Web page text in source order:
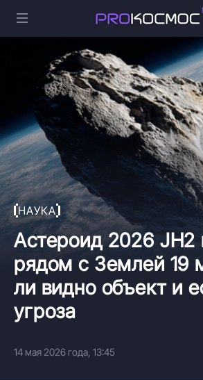
НАУКА
Астероид 2026 JH2
рядом с Землей 19
ли видно объект и
угроза
14 мая 2026 года, 13:45